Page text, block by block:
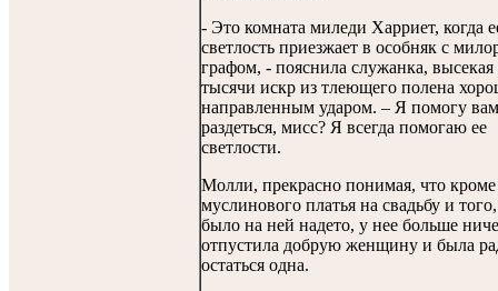
- Это комната миледи Харриет, когда
светлость приезжает в особняк с
графом, - пояснила служанка, высекая
тысячи искр из тлеющего полена
направленным ударом. – Я помогу вам
раздеться, мисс? Я всегда помогаю ее
светлости.
Молли, прекрасно понимая, что кроме
муслинового платья на свадьбу и
было на ней надето, у нее больше
отпустила добрую женщину и была
остаться одна.